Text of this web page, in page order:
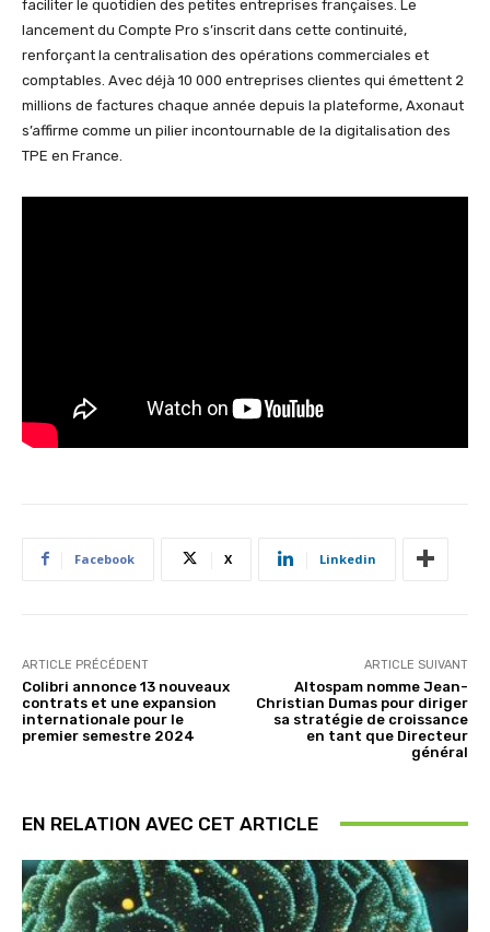
faciliter le quotidien des petites entreprises françaises. Le
lancement du Compte Pro s’inscrit dans cette continuité,
renforçant la centralisation des opérations commerciales et
comptables. Avec déjà 10 000 entreprises clientes qui émettent 2
millions de factures chaque année depuis la plateforme, Axonaut
s’affirme comme un pilier incontournable de la digitalisation des
TPE en France.
Facebook X Linkedin
ARTICLE PRÉCÉDENT
Colibri annonce 13 nouveaux
contrats et une expansion
internationale pour le
premier semestre 2024
ARTICLE SUIVANT
Altospam nomme Jean-
Christian Dumas pour diriger
sa stratégie de croissance
en tant que Directeur
général
EN RELATION AVEC CET ARTICLE